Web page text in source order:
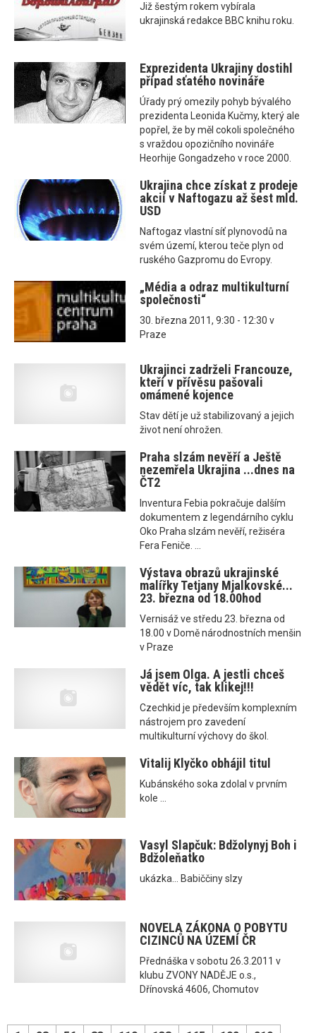
Již šestým rokem vybírala
ukrajinská redakce BBC knihu roku.
Exprezidenta Ukrajiny dostihl
případ sťatého novináře
Úřady prý omezily pohyb bývalého
prezidenta Leonida Kučmy, který ale
popřel, že by měl cokoli společného
s vraždou opozičního novináře
Heorhije Gongadzeho v roce 2000.
Ukrajina chce získat z prodeje
akcií v Naftogazu až šest mld.
USD
Naftogaz vlastní síť plynovodů na
svém území, kterou teče plyn od
ruského Gazpromu do Evropy.
„Média a odraz multikulturní
společnosti“
30. března 2011, 9:30 - 12:30 v
Praze
Ukrajinci zadrželi Francouze,
kteří v přívěsu pašovali
omámené kojence
Stav dětí je už stabilizovaný a jejich
život není ohrožen.
Praha slzám nevěří a Ještě
nezemřela Ukrajina ...dnes na
ČT2
Inventura Febia pokračuje dalším
dokumentem z legendárního cyklu
Oko Praha slzám nevěří, režiséra
Fera Feniče. ...
Výstava obrazů ukrajinské
malířky Tetjany Mjalkovské...
23. března od 18.00hod
Vernisáž ve středu 23. března od
18.00 v Domě národnostních menšin
v Praze
Já jsem Olga. A jestli chceš
vědět víc, tak klikej!!!
Czechkid je především komplexním
nástrojem pro zavedení
multikulturní výchovy do škol.
Vitalij Klyčko obhájil titul
Kubánského soka zdolal v prvním
kole ...
Vasyl Slapčuk: Bdžolynyj Boh i
Bdžoleňatko
ukázka... Babiččiny slzy
NOVELA ZÁKONA O POBYTU
CIZINCŮ NA ÚZEMÍ ČR
Přednáška v sobotu 26.3.2011 v
klubu ZVONY NADĚJE o.s.,
Dřínovská 4606, Chomutov